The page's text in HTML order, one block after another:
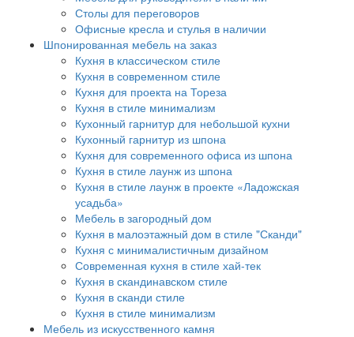
Столы для переговоров
Офисные кресла и стулья в наличии
Шпонированная мебель на заказ
Кухня в классическом стиле
Кухня в современном стиле
Кухня для проекта на Тореза
Кухня в стиле минимализм
Кухонный гарнитур для небольшой кухни
Кухонный гарнитур из шпона
Кухня для современного офиса из шпона
Кухня в стиле лаунж из шпона
Кухня в стиле лаунж в проекте «Ладожская
усадьба»
Мебель в загородный дом
Кухня в малоэтажный дом в стиле "Сканди"
Кухня с минималистичным дизайном
Современная кухня в стиле хай-тек
Кухня в скандинавском стиле
Кухня в сканди стиле
Кухня в стиле минимализм
Мебель из искусственного камня